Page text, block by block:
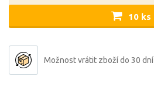
10 ks
Možnost vrátit zboží do 30 dní